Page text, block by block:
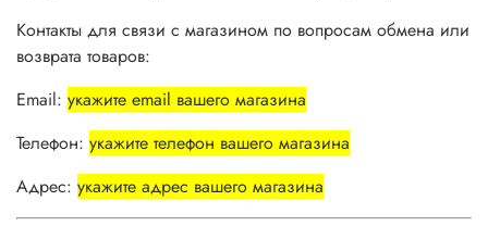
Контакты для связи с магазином по вопросам обмена или
возврата товаров:
Email: укажите email вашего магазина
Телефон: укажите телефон вашего магазина
Адрес: укажите адрес вашего магазина